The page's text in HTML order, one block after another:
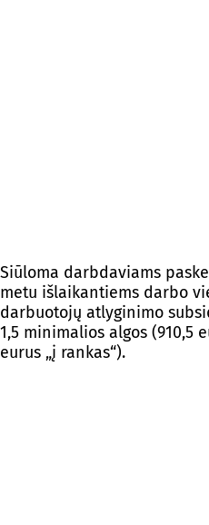
Siūloma darbdaviams
metu išlaikantiems darbo
darbuotojų atlyginimo
1,5 minimalios algos (910,5
eurus „į rankas“).